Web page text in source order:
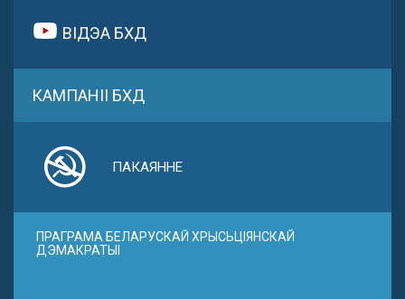
ВІДЭА БХД
КАМПАНІІ БХД
ПАКАЯННЕ
ПРАГРАМА БЕЛАРУСКАЙ ХРЫСЬЦІЯНСКАЙ
ДЭМАКРАТЫІ